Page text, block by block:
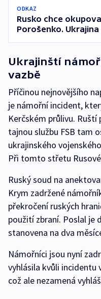
ODKAZ
Rusko chce
Porošenko.
Ukrajinští
vazbě
Příčinou nejnovějšího
je námořní incident,
Kerčském průlivu.
tajnou službu FSB tam
ukrajinského
Při tomto střetu
Ruský soud na
Krym zadržené
překročení ruských
použití zbraní. Poslal je
stanovena na dva
Námořníci jsou nyní
vyhlásila kvůli incidentu
což ale nezamená